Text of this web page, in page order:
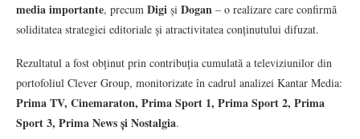
media importante, precum Digi și Dogan – o realizare care confirmă
soliditatea strategiei editoriale și atractivitatea conținutului difuzat.
Rezultatul a fost obținut prin contribuția cumulată a televiziunilor din
portofoliul Clever Group, monitorizate în cadrul analizei Kantar Media:
Prima TV, Cinemaraton, Prima Sport 1, Prima Sport 2, Prima
Sport 3, Prima News și Nostalgia.